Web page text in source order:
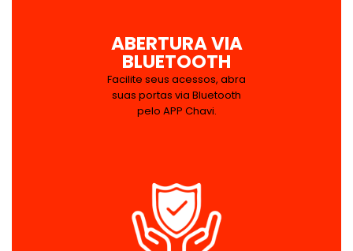
ABERTURA VIA
BLUETOOTH
Facilite seus acessos, abra
suas portas via Bluetooth
pelo APP Chavi.